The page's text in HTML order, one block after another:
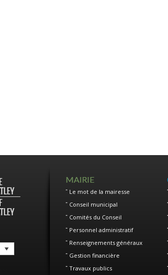
MAIRIE
Le mot de la mairesse
Conseil municipal
Comités du Conseil
Personnel administratif
Renseignements généraux
Gestion financière
Travaux publics